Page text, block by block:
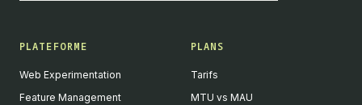
PLATEFORME
Web Experimentation
Feature Management
PLANS
Tarifs
MTU vs MAU